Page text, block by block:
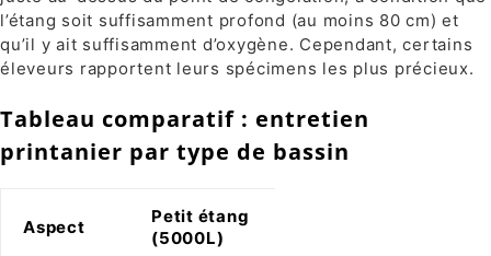
l’étang soit suffisamment profond (au moins 80 cm) et
qu’il y ait suffisamment d’oxygène. Cependant, certains
éleveurs rapportent leurs spécimens les plus précieux.
Tableau comparatif : entretien
printanier par type de bassin
Aspect
Petit étang
(5000L)